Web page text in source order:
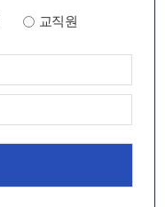
교직원